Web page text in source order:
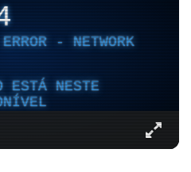
- NETWORK
ESTÁ NESTE